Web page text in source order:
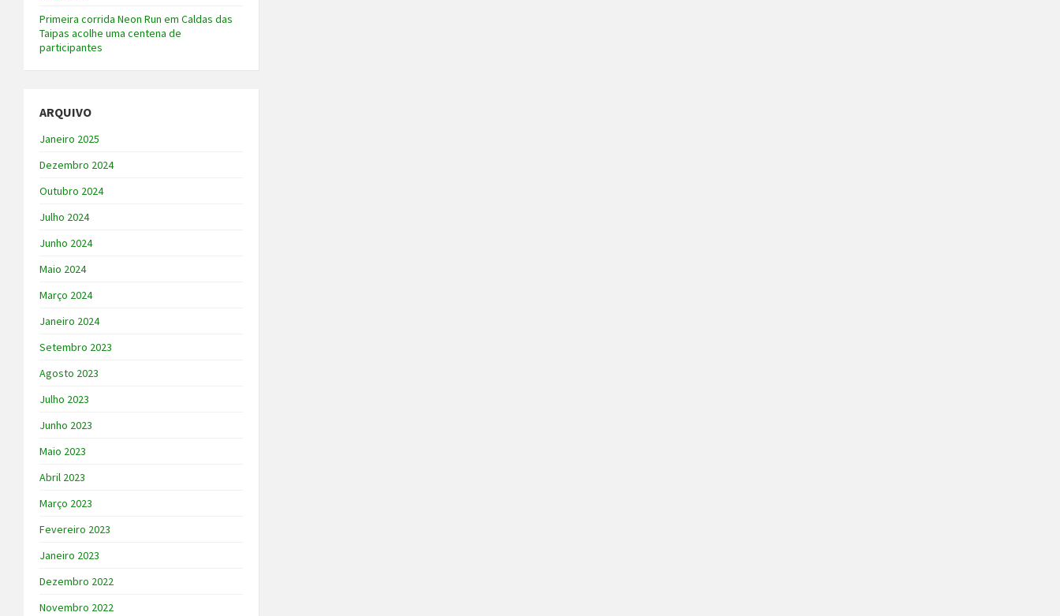
Primeira corrida Neon Run em Caldas das
Taipas acolhe uma centena de
participantes
ARQUIVO
Janeiro 2025
Dezembro 2024
Outubro 2024
Julho 2024
Junho 2024
Maio 2024
Março 2024
Janeiro 2024
Setembro 2023
Agosto 2023
Julho 2023
Junho 2023
Maio 2023
Abril 2023
Março 2023
Fevereiro 2023
Janeiro 2023
Dezembro 2022
Novembro 2022